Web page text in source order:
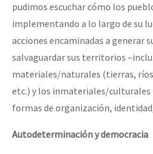
pudimos escuchar cómo los
implementando a lo largo de su
acciones encaminadas a generar
salvaguardar sus territorios
materiales/naturales (tierras,
etc.) y los inmateriales/culturales
formas de organización,
Autodeterminación y democracia